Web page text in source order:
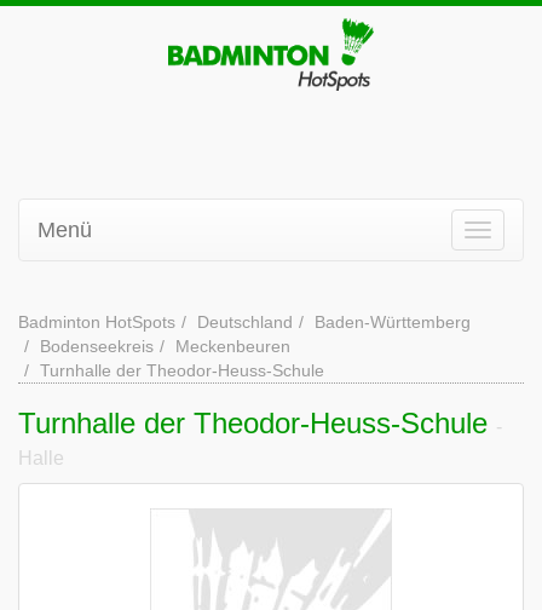
Menü
Badminton HotSpots Deutschland
Baden-Württemberg
Bodenseekreis
Meckenbeuren
Turnhalle der Theodor-Heuss-Schule
Turnhalle der Theodor-Heuss-Schule -
Halle